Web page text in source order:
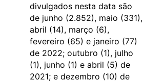
divulgados nesta data são
de junho (2.852), maio (331),
abril (14), março (6),
fevereiro (65) e janeiro (77)
de 2022; outubro (1), julho
(1), junho (1) e abril (5) de
2021; e dezembro (10) de